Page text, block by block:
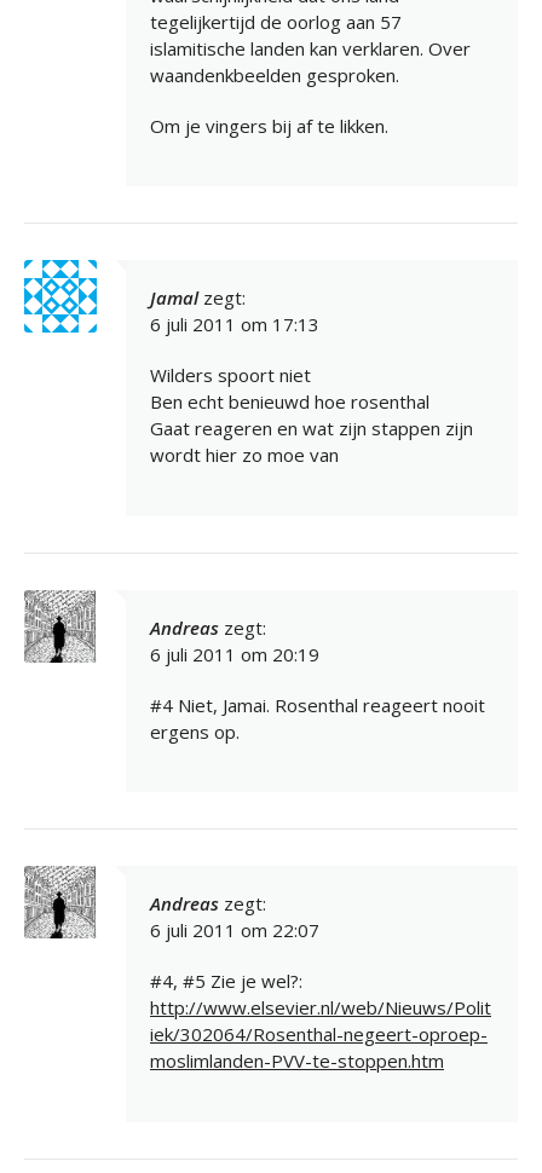
tegelijkertijd de oorlog aan 57
islamitische landen kan verklaren. Over
waandenkbeelden gesproken.
Om je vingers bij af te likken.
Jamal zegt:
6 juli 2011 om 17:13
Wilders spoort niet
Ben echt benieuwd hoe rosenthal
Gaat reageren en wat zijn stappen zijn
wordt hier zo moe van
Andreas zegt:
6 juli 2011 om 20:19
#4 Niet, Jamai. Rosenthal reageert nooit
ergens op.
Andreas zegt:
6 juli 2011 om 22:07
#4, #5 Zie je wel?:
http://www.elsevier.nl/web/Nieuws/Polit
iek/302064/Rosenthal-negeert-oproep-
moslimlanden-PVV-te-stoppen.htm